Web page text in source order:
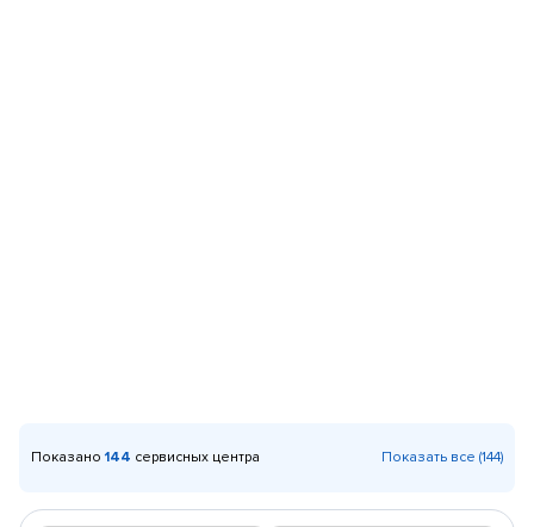
Показано 144 сервисных центра Показать все (144)